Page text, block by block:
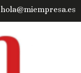
hola@miempresa.es